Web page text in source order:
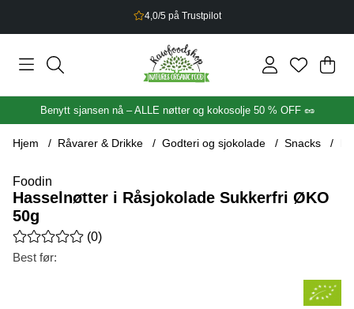
2,5% bonus på alt du handler
.
Benytt sjansen nå – ALLE nøtter og kokosolje 50 % OFF 🥜
Hjem Råvarer & Drikke Godteri og sjokolade Snacks
Foodin
Hasselnøtter i Råsjokolade Sukkerfri ØKO
50g
Gjennomsnittlig rangering 0 av 5 Antall vurderinger 0
(0)
Best før:
Produktbilder Hasselnøtter i Råsjokolade Sukkerfri ØKO 50g